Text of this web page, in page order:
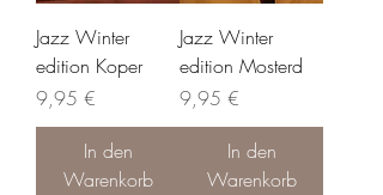
Jazz Winter
edition Koper
Preis
9,95 €
In den
Warenkorb
Jazz Winter
edition Mosterd
Preis
9,95 €
In den
Warenkorb